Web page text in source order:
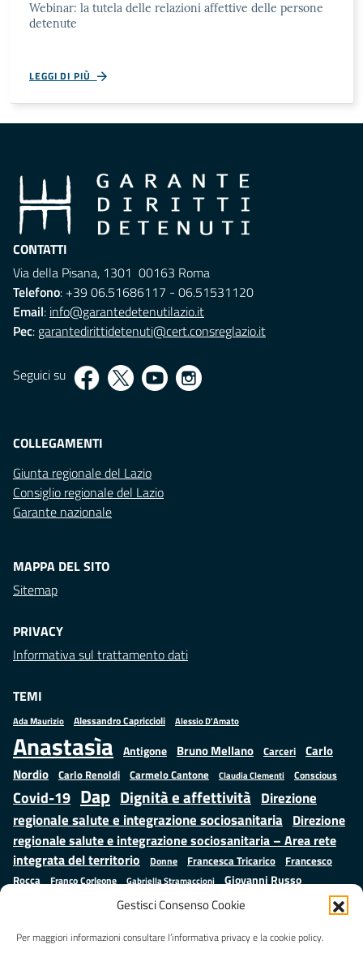
Gestisci Consenso Cookie
Per maggiori informazioni consultare l’informativa privacy e la cookie policy.
Webinar: la tutela delle relazioni affettive delle persone
detenute
LEGGI DI PIÙ
CONTATTI
Via della Pisana, 1301 00163 Roma
Telefono: +39 06.51686117 - 06.51531120
Email: info@garantedetenutilazio.it
Pec: garantedirittidetenuti@cert.consreglazio.it
Seguici su
COLLEGAMENTI
Giunta regionale del Lazio
Consiglio regionale del Lazio
Garante nazionale
MAPPA DEL SITO
Sitemap
PRIVACY
Informativa sul trattamento dati
TEMI
Ada Maurizio Alessandro Capriccioli Alessio D'Amato
Anastasìa Antigone Bruno Mellano Carceri
Carlo
Nordio Carlo Renoldi Carmelo Cantone Claudia Clementi Conscious
Covid-19 Dap Dignità e affettività Direzione
regionale salute e integrazione sociosanitaria Direzione
regionale salute e integrazione sociosanitaria – Area rete
integrata del territorio
Donne Francesca Tricarico
Francesco
Rocca
Franco Corleone Gabriella Stramaccioni Giovanni Russo
Giuseppe Emanuele Cangemi Istruzione e cultura
Mauro
Palma ministero della Giustizia Minori Misure